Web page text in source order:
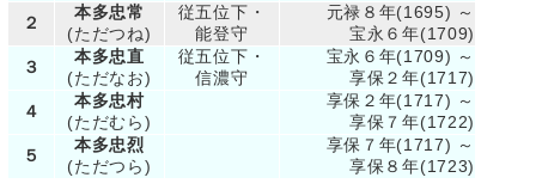
２
本多忠常
(ただつね)
従五位下・
能登守
元禄８年(1695) ～
宝永６年(1709)
３
本多忠直
(ただなお)
従五位下・
信濃守
宝永６年(1709) ～
享保２年(1717)
４
本多忠村
(ただむら)
享保２年(1717) ～
享保７年(1722)
５
本多忠烈
(ただつら)
享保７年(1717) ～
享保８年(1723)